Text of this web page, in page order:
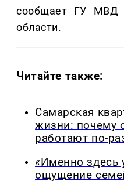
сообщает ГУ МВД
области.
Читайте также:
Самарская
жизни: почему
работают по-
«Именно здесь
ощущение